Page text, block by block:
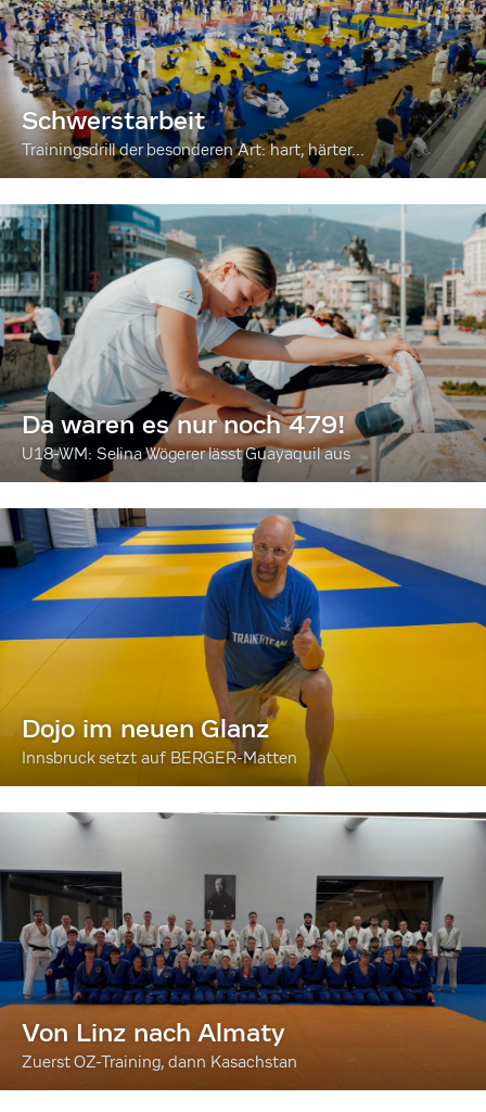
Schwerstarbeit
Trainingsdrill der besonderen Art: hart, härter...
Da waren es nur noch 479!
U18-WM: Selina Wögerer lässt Guayaquil aus
Dojo im neuen Glanz
Innsbruck setzt auf BERGER-Matten
Von Linz nach Almaty
Zuerst OZ-Training, dann Kasachstan